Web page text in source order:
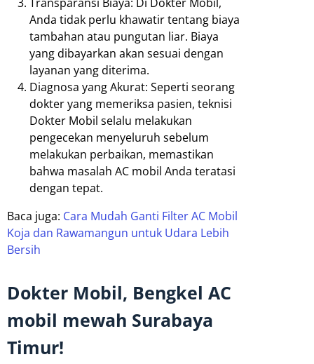
Anda tidak perlu khawatir tentang biaya
tambahan atau pungutan liar. Biaya
yang dibayarkan akan sesuai dengan
layanan yang diterima.
Diagnosa yang Akurat: Seperti seorang
dokter yang memeriksa pasien, teknisi
Dokter Mobil selalu melakukan
pengecekan menyeluruh sebelum
melakukan perbaikan, memastikan
bahwa masalah AC mobil Anda teratasi
dengan tepat.
Baca juga: Cara Mudah Ganti Filter AC Mobil
Koja dan Rawamangun untuk Udara Lebih
Bersih
Dokter Mobil, Bengkel AC
mobil mewah Surabaya
Timur!